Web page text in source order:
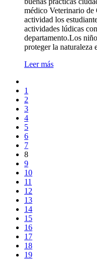
médico Veterinario de
actividad los
actividades lúdicas
departamento.Los
proteger la naturaleza
Leer más
1
2
3
4
5
6
7
8
9
10
11
12
13
14
15
16
17
18
19